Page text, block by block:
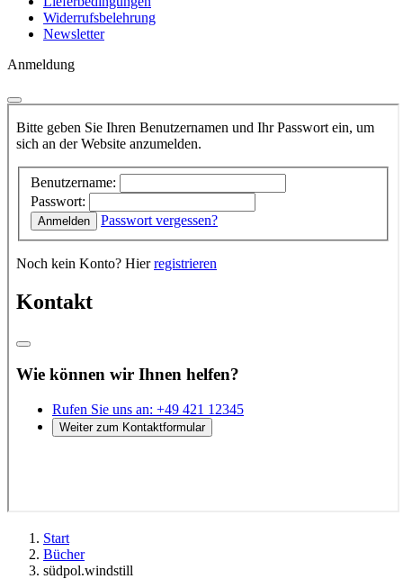
Widerrufsbelehrung
Newsletter
Anmeldung
Start
Bücher
südpol.windstill